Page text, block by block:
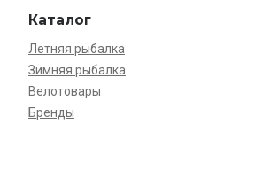
Каталог
Летняя рыбалка
Зимняя рыбалка
Велотовары
Бренды